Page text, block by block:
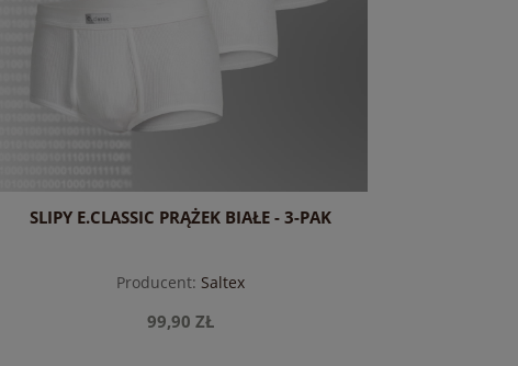
SLIPY E.CLASSIC PRĄŻEK BIAŁE - 3-PAK
Producent: Saltex
99,90 ZŁ